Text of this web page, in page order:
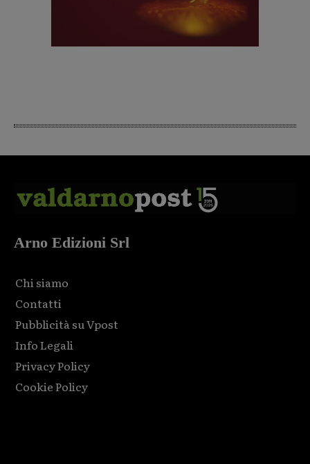
Arno Edizioni Srl
Chi siamo
Contatti
Pubblicità su Vpost
Info Legali
Privacy Policy
Cookie Policy